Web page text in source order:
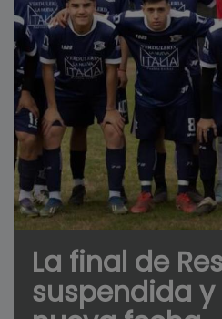
La final de
suspendida